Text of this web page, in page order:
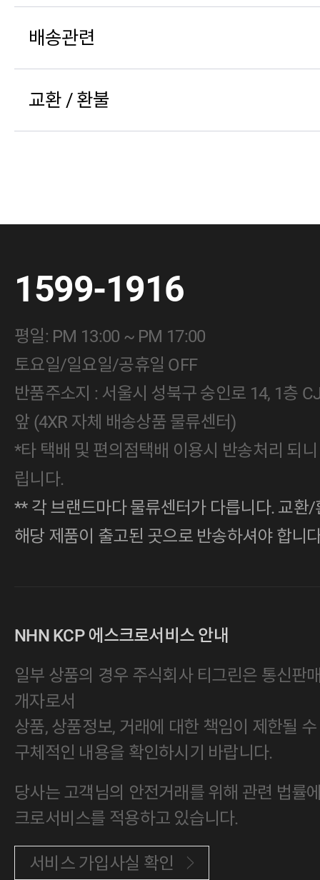
배송관련
교환 / 환불
1599-1916
평일: PM 13:00 ~ PM 17:00
토요일/일요일/공휴일 OFF
반품주소지 : 서울시 성북구 숭인로 14, 1층
앞 (4XR 자체 배송상품 물류센터)
*타 택배 및 편의점택배 이용시 반송처리 되
립니다.
** 각 브랜드마다 물류센터가 다릅니다. 교환
해당 제품이 출고된 곳으로 반송하셔야 합니
NHN KCP 에스크로서비스 안내
일부 상품의 경우 주식회사 티그린은 통신판
개자로서
상품, 상품정보, 거래에 대한 책임이 제한될
구체적인 내용을 확인하시기 바랍니다.
당사는 고객님의 안전거래를 위해 관련 법률
크로서비스를 적용하고 있습니다.
서비스 가입사실 확인